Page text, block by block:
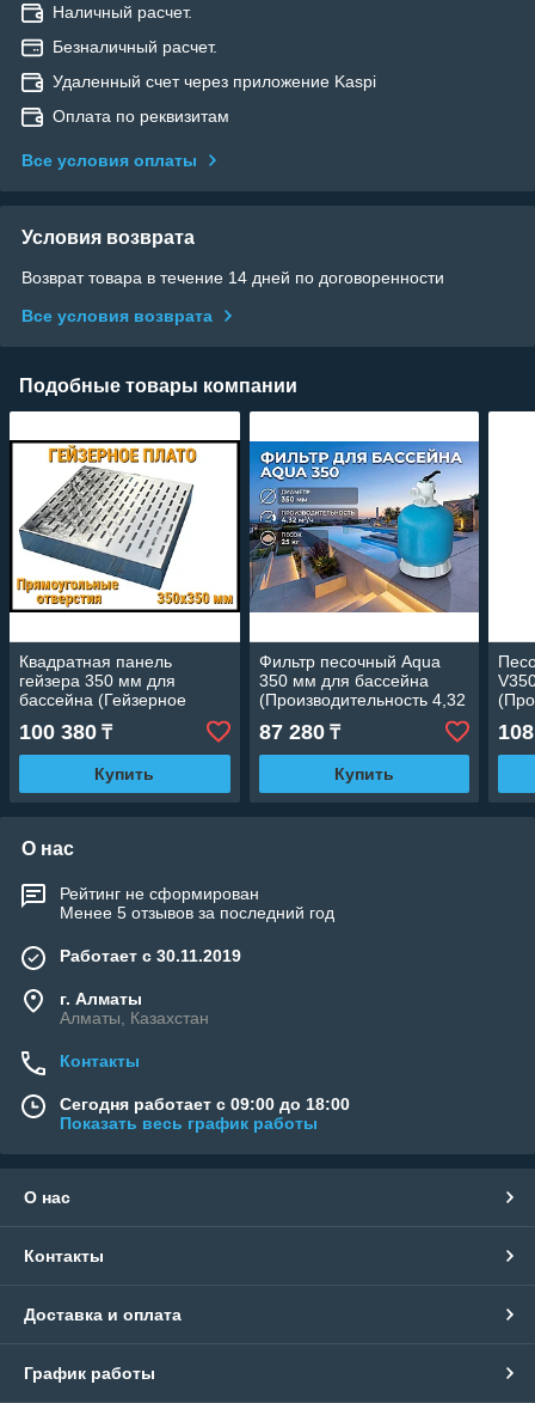
Наличный расчет.
Безналичный расчет.
Удаленный счет через приложение Kaspi
Оплата по реквизитам
Все условия оплаты
Условия возврата
Возврат товара в течение 14 дней по договоренности
Все условия возврата
Подобные товары компании
Квадратная панель
гейзера 350 мм для
бассейна (Гейзерное
плато, прямоугольные
отверстия, 350x350 мм.)
100 380 ₸
Купить
Фильтр песочный Aqua
350 мм для бассейна
(Производительность 4,32
м3/ч, диаметр 350 мм)
87 280₸
Купить
О нас
Рейтинг не сформирован
Менее 5 отзывов за последний год
Работает с 30.11.2019
г. Алматы
Алматы, Казахстан
Контакты
Сегодня работает с 09:00 до 18:00
Показать весь график работы
О нас
Контакты
Доставка и оплата
График работы